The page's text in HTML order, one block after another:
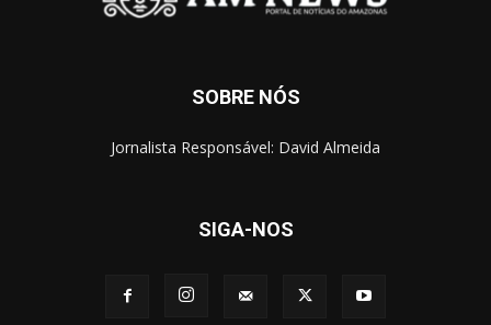
SOBRE NÓS
Jornalista Responsável: David Almeida
SIGA-NOS